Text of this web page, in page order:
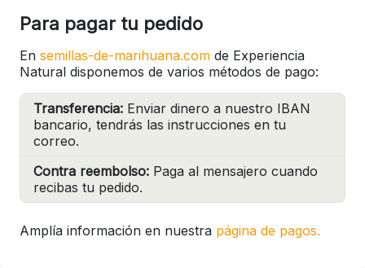
Para pagar tu pedido
En semillas-de-marihuana.com de Experiencia
Natural disponemos de varios métodos de pago:
Transferencia: Enviar dinero a nuestro IBAN
bancario, tendrás las instrucciones en tu
correo.
Contra reembolso: Paga al mensajero cuando
recibas tu pedido.
Amplía información en nuestra página de pagos.